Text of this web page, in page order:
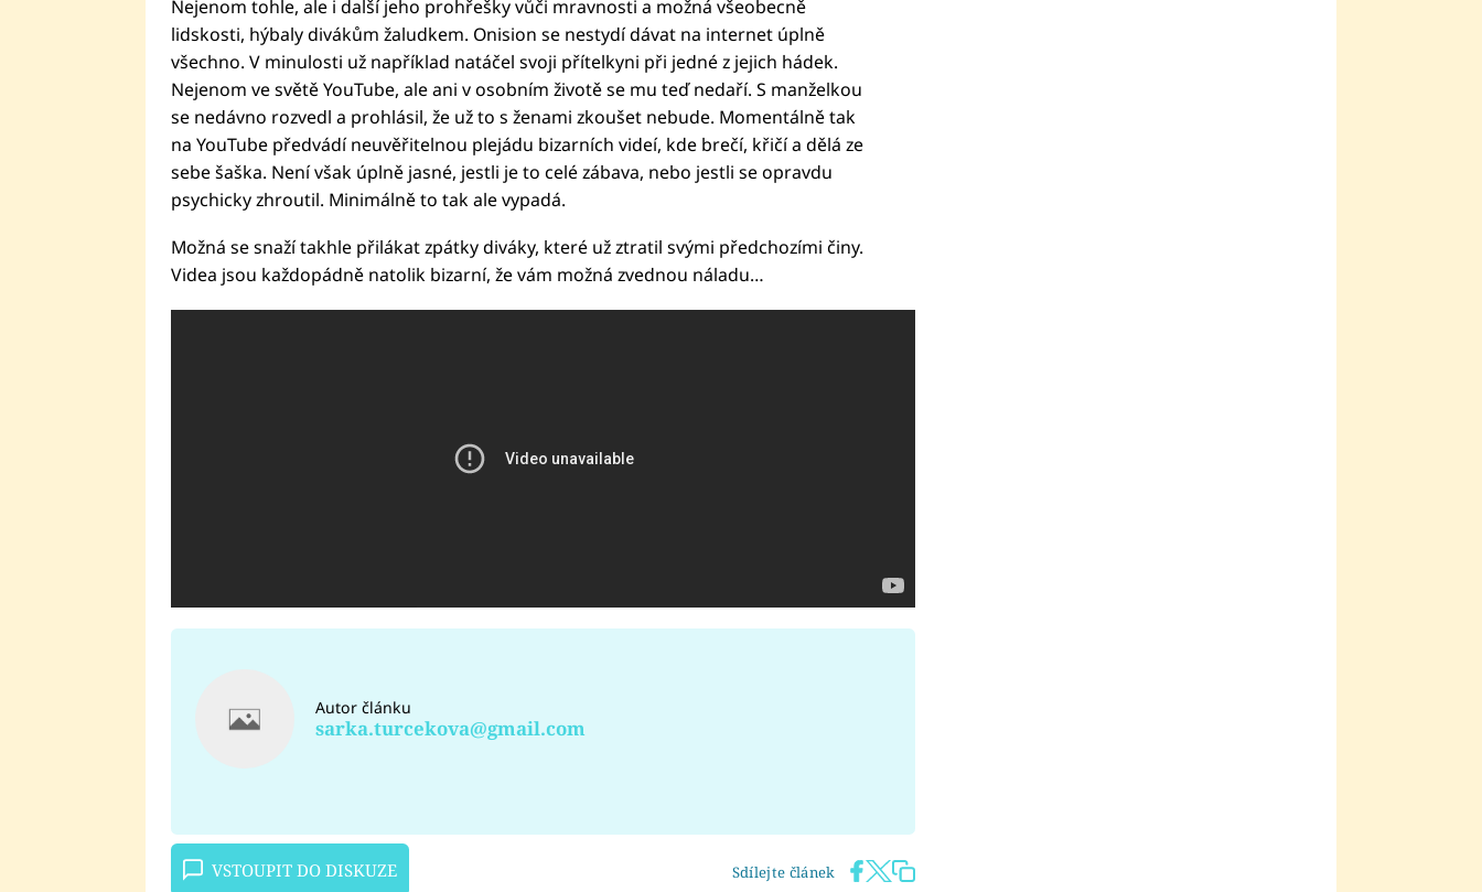
Nejenom tohle, ale i další jeho prohřešky vůči mravnosti a možná všeobecně
lidskosti, hýbaly divákům žaludkem. Onision se nestydí dávat na internet úplně
všechno. V minulosti už například natáčel svoji přítelkyni při jedné z jejich hádek.
Nejenom ve světě YouTube, ale ani v osobním životě se mu teď nedaří. S manželkou
se nedávno rozvedl a prohlásil, že už to s ženami zkoušet nebude. Momentálně tak
na YouTube předvádí neuvěřitelnou plejádu bizarních videí, kde brečí, křičí a dělá ze
sebe šaška. Není však úplně jasné, jestli je to celé zábava, nebo jestli se opravdu
psychicky zhroutil. Minimálně to tak ale vypadá.
Možná se snaží takhle přilákat zpátky diváky, které už ztratil svými předchozími činy.
Videa jsou každopádně natolik bizarní, že vám možná zvednou náladu…
Autor článku
sarka.turcekova@gmail.com
VSTOUPIT DO DISKUZE Sdílejte článek